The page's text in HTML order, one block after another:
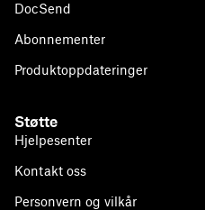
DocSend
Abonnementer
Produktoppdateringer
Støtte
Hjelpesenter
Kontakt oss
Personvern og vilkår